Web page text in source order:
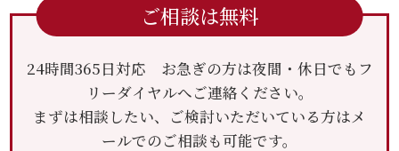
ご相談は無料
24時間365日対応 お急ぎの方は夜間・休日でもフ
リーダイヤルへご連絡ください。
まずは相談したい、ご検討いただいている方はメ
ールでのご相談も可能です。